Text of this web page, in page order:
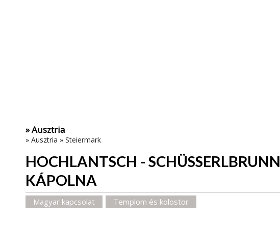
» Ausztria
» Ausztria » Steiermark
HOCHLANTSCH - SCHÜSSERLBRUNN
KÁPOLNA
Magyar kapcsolat Templom és kolostor